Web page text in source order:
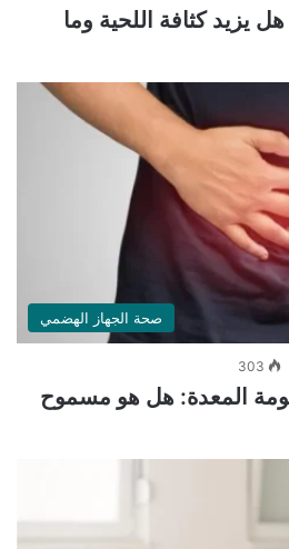
يزيد كثافة اللحية وما
صحة الجهاز الهضمي
303
المعدة: هل هو مسموح